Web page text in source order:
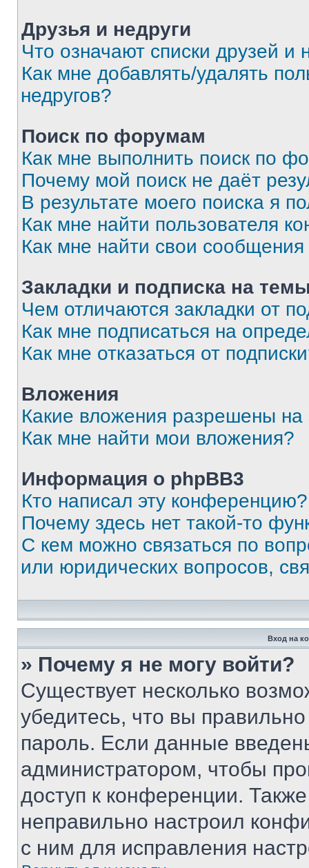
Друзья и недруги
Что означают списки друзей и
Как мне добавлять/удалять
недругов?
Поиск по форумам
Как мне выполнить поиск по
Почему мой поиск не даёт
В результате моего поиска я
Как мне найти пользователя
Как мне найти свои
Закладки и подписка на
Чем отличаются закладки от
Как мне подписаться на
Как мне отказаться от
Вложения
Какие вложения разрешены
Как мне найти мои вложения?
Информация о phpBB3
Кто написал эту конференцию?
Почему здесь нет такой-то
С кем можно связаться по
или юридических вопросов,
Вход на
» Почему я не могу войти?
Существует несколько
убедитесь, что вы
пароль. Если данные
администратором, чтобы
доступ к конференции.
неправильно настроил
с ним для исправления